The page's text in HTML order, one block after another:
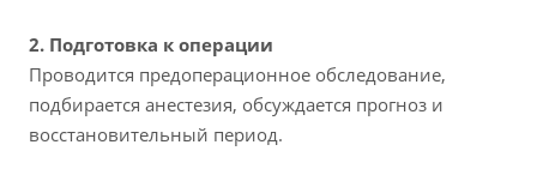
2. Подготовка к операции
Проводится предоперационное обследование,
подбирается анестезия, обсуждается прогноз и
восстановительный период.